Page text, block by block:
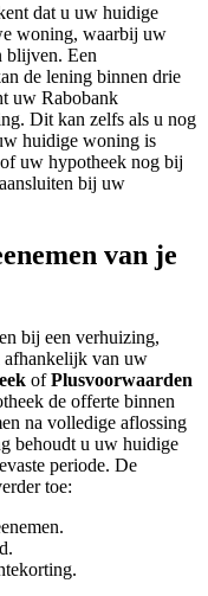
dat u uw huidige
woning, waarbij uw
blijven. Een
de lening binnen drie
uw Rabobank
Dit kan zelfs als u nog
huidige woning is
uw hypotheek nog bij
bij uw
van je
bij een verhuizing,
afhankelijk van uw
ofPlusvoorwaarden
de offerte binnen
na volledige aflossing
behoudt u uw huidige
periode. De
toe: